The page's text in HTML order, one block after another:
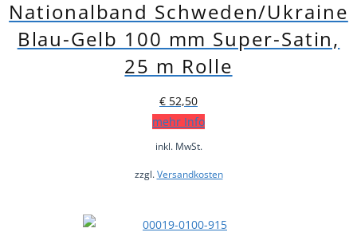
Nationalband Schweden/Ukraine
Blau-Gelb 100 mm Super-Satin,
25 m Rolle
€ 52,50
mehr Info
inkl. MwSt.
zzgl.Versandkosten